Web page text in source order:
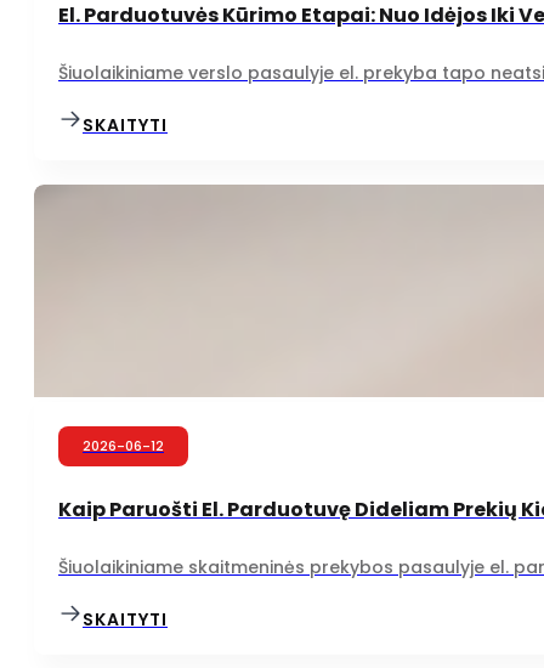
El. Parduotuvės Kūrimo Etapai: Nuo Idėjos Iki
Šiuolaikiniame verslo pasaulyje el. prekyba tapo
SKAITYTI
2026-06-12
Kaip Paruošti El. Parduotuvę Dideliam Prekių
Šiuolaikiniame skaitmeninės prekybos pasaulyje el.
SKAITYTI